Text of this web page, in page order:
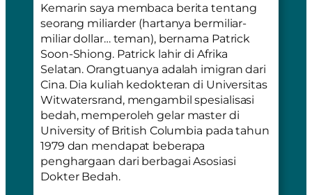
Kemarin saya membaca berita tentang
seorang miliarder (hartanya bermiliar-
miliar dollar… teman), bernama Patrick
Soon-Shiong. Patrick lahir di Afrika
Selatan. Orangtuanya adalah imigran dari
Cina. Dia kuliah kedokteran di Universitas
Witwatersrand, mengambil spesialisasi
bedah, memperoleh gelar master di
University of British Columbia pada tahun
1979 dan mendapat beberapa
penghargaan dari berbagai Asosiasi
Dokter Bedah.